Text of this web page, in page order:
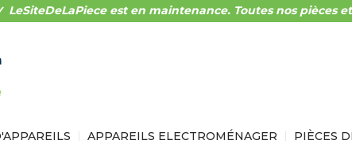
LeSiteDeLaPiece est en maintenance. Toutes nos pièces
APPAREILS ELECTROMÉNAGER PIÈCES